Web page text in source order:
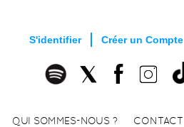
S'identifier Créer un Compte
QUI SOMMES-NOUS ? CONTACT